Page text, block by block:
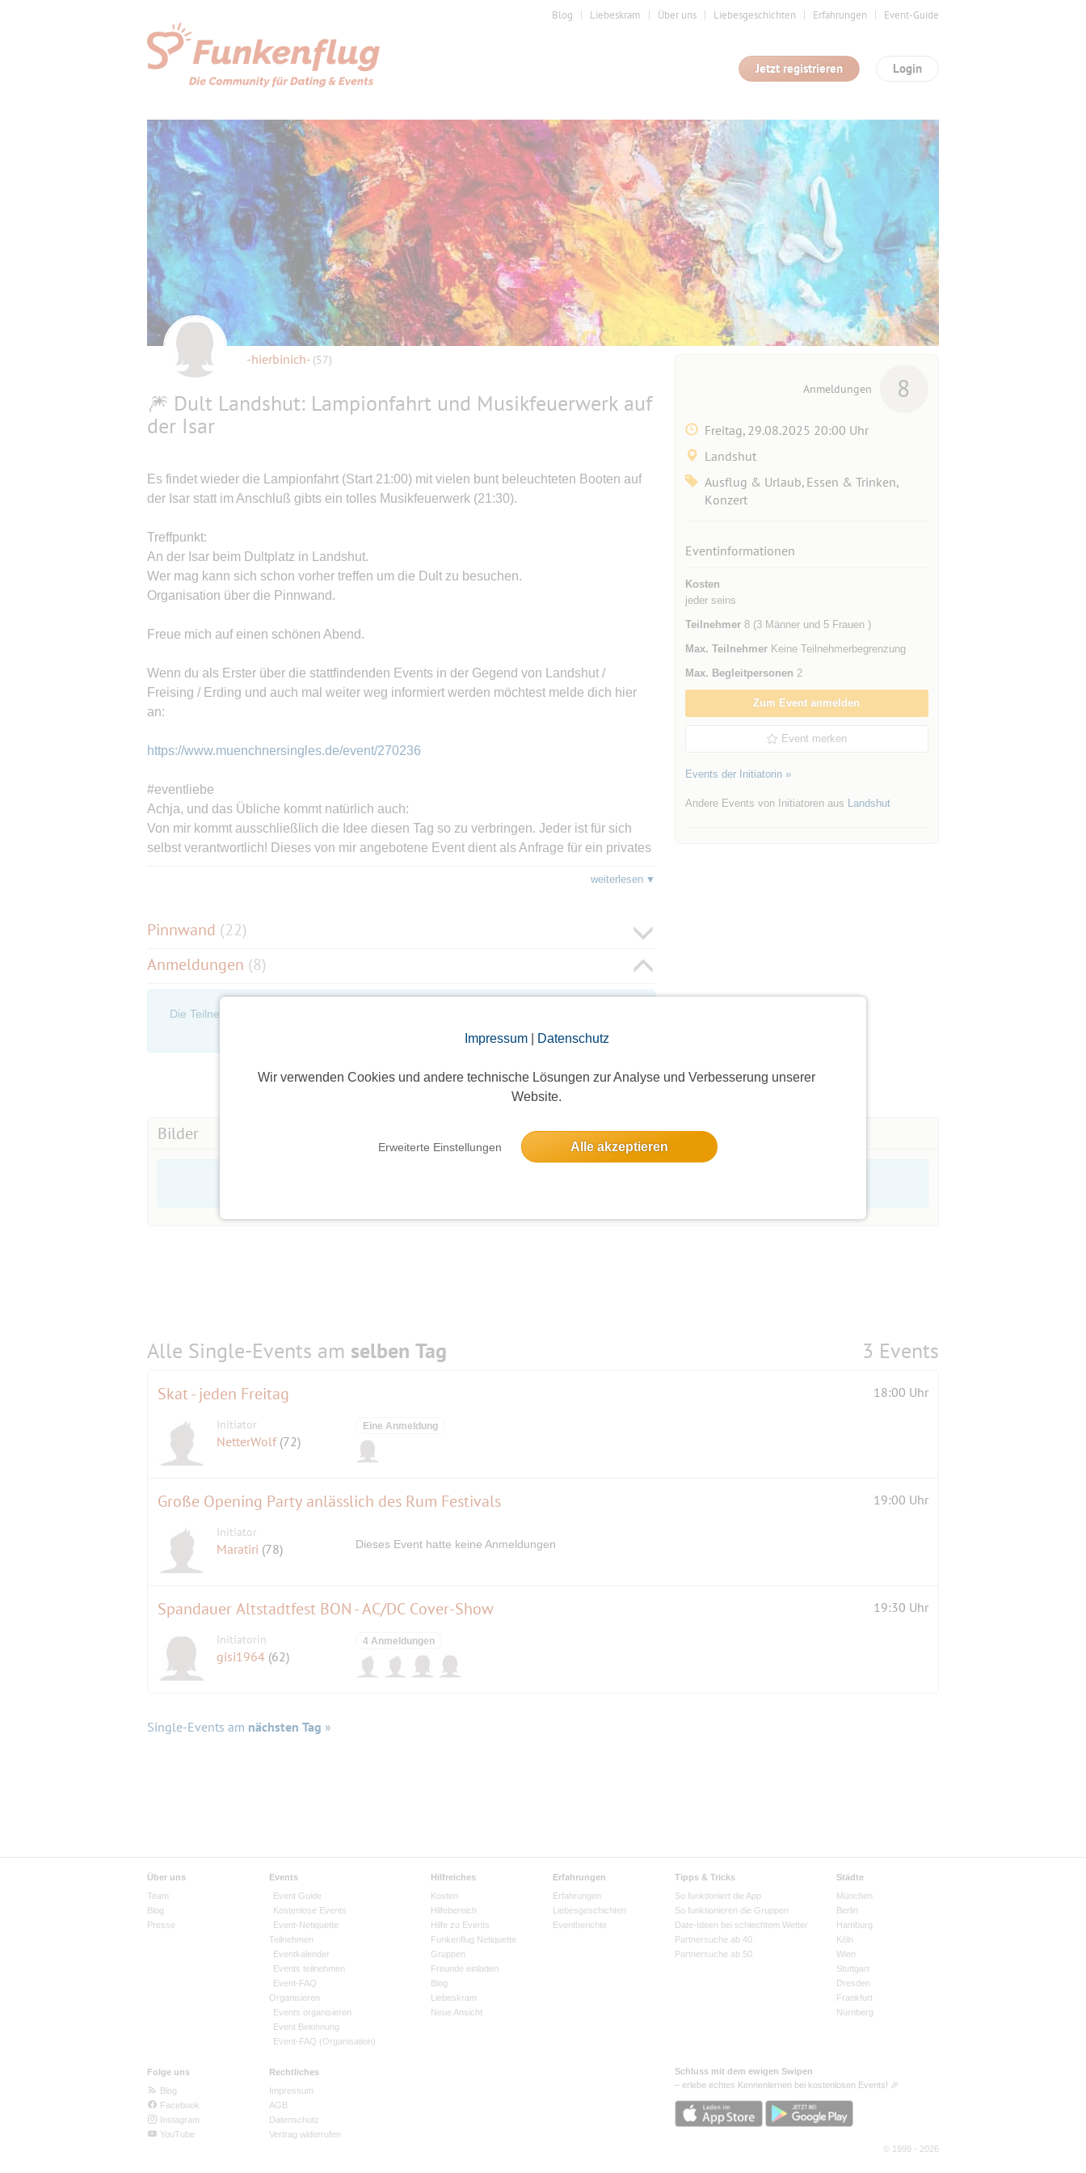
Impressum| Datenschutz
Wir verwenden Cookies und andere technische Lösungen zur Analyse und Verbesserung unserer
Website.
Erweiterte Einstellungen Alle akzeptieren
Blog Liebeskram Über uns Liebesgeschichten Erfahrungen Event-Guide
Login
Jetzt registrieren
-hierbinich- (57)
🎆 Dult Landshut: Lampionfahrt und Musikfeuerwerk auf
der Isar
Es findet wieder die Lampionfahrt (Start 21:00) mit vielen bunt beleuchteten Booten auf
der Isar statt im Anschluß gibts ein tolles Musikfeuerwerk (21:30).
Treffpunkt:
An der Isar beim Dultplatz in Landshut.
Wer mag kann sich schon vorher treffen um die Dult zu besuchen.
Organisation über die Pinnwand.
Freue mich auf einen schönen Abend.
Wenn du als Erster über die stattfindenden Events in der Gegend von Landshut /
Freising / Erding und auch mal weiter weg informiert werden möchtest melde dich hier
an:
https://www.muenchnersingles.de/event/270236
#eventliebe
Achja, und das Übliche kommt natürlich auch:
Von mir kommt ausschließlich die Idee diesen Tag so zu verbringen. Jeder ist für sich
selbst verantwortlich! Dieses von mir angebotene Event dient als Anfrage für ein privates
Haftungsfreistellung wird mit jeder Anmeldung zum Event anerkannt und wirksam.
weiterlesen
Pinnwand (22)
Anmeldungen (8)
Die Teilnehmerliste ist nur für eingeloggte Mitglieder sichtbar. Log dich ein oder melde dich
Anmeldungen 8
Freitag, 29.08.2025 20:00 Uhr
Landshut
Ausflug & Urlaub, Essen & Trinken,
Konzert
Eventinformationen
Kosten
jeder seins
Teilnehmer8 (3 Männer und 5 Frauen )
Max. TeilnehmerKeine Teilnehmerbegrenzung
Max. Begleitpersonen 2
Zum Event anmelden
Event merken
Events der Initiatorin »
Andere Events von Initiatoren aus Landshut
Bilder
Alle Single-Events am selben Tag 3 Events
Skat - jeden Freitag 18:00 Uhr
Initiator
NetterWolf (72)
Eine Anmeldung
Große Opening Party anlässlich des Rum Festivals 19:00 Uhr
Initiator
Maratiri (78) Dieses Event hatte keine Anmeldungen
Spandauer Altstadtfest BON - AC/DC Cover-Show 19:30 Uhr
Initiatorin
gisi1964 (62)
4 Anmeldungen
Single-Events am nächsten Tag »
Über uns
Team
Blog
Presse
Events
Event Guide
Kostenlose Events
Event-Netiquette
Teilnehmen
Eventkalender
Events teilnehmen
Event-FAQ
Organisieren
Events organisieren
Event Belohnung
Event-FAQ (Organisation)
Hilfreiches
Kosten
Hilfebereich
Hilfe zu Events
Funkenflug Netiquette
Gruppen
Freunde einladen
Blog
Liebeskram
Neue Ansicht
Erfahrungen
Erfahrungen
Liebesgeschichten
Eventberichte
Tipps & Tricks
So funktioniert die App
So funktionieren die Gruppen
Date-Ideen bei schlechtem Wetter
Partnersuche ab 40
Partnersuche ab 50
Städte
München
Berlin
Hamburg
Köln
Wien
Stuttgart
Dresden
Frankfurt
Nürnberg
Folge uns
Blog
Facebook
Instagram
YouTube
Rechtliches
Impressum
AGB
Datenschutz
Vertrag widerrufen
Schluss mit dem ewigen Swipen
– erlebe echtes Kennenlernen bei kostenlosen Events! 🎉
© 1999 - 2026